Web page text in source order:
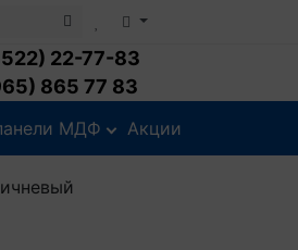
22-77-83
865 77 83
МДФ Акции